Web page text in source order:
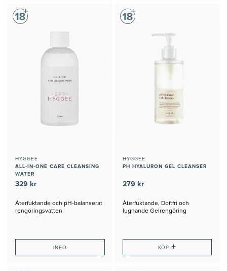
HYGGEE
ALL-IN-ONE CARE CLEANSING
WATER
329 kr
Återfuktande och pH-balanserat
rengöringsvatten
INFO
HYGGEE
PH HYALURON GEL CLEANSER
279 kr
Återfuktande, Doftfri och
lugnande Gelrengöring
KÖP +